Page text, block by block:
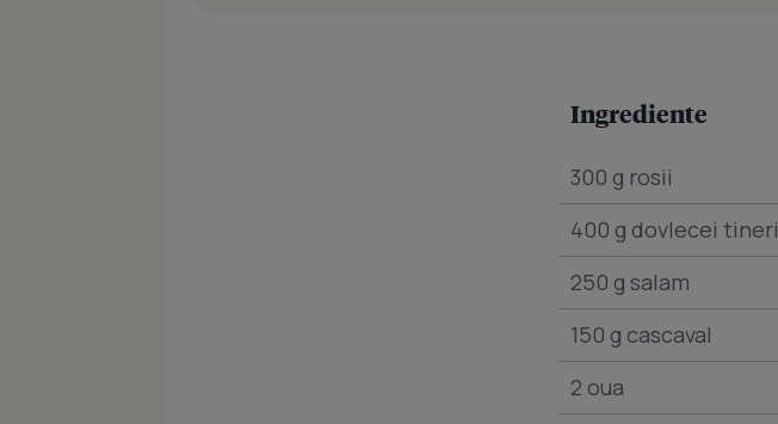
Ingrediente
300 g rosii
400 g dovlecei tineri
250 g salam
150 g cascaval
2 oua